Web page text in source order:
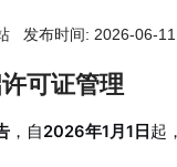
发布时间: 2026-06-
可证管理
，自2026年1月1日 起